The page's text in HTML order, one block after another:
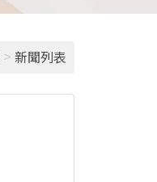
> 新聞列表